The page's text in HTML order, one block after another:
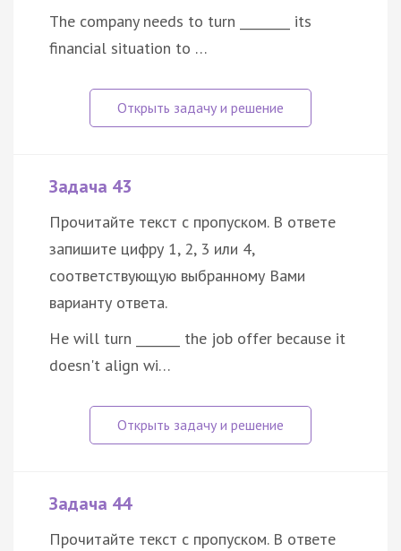
The company needs to turn ________ its
financial situation to …
Задача 43
Прочитайте текст с пропуском. В ответе
запишите цифру 1, 2, 3 или 4,
соответствующую выбранному Вами
варианту ответа.
He will turn _______ the job offer because it
doesn't align wi…
Задача 44
Прочитайте текст с пропуском. В ответе